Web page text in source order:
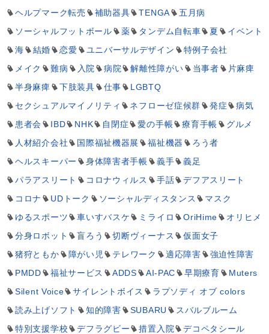
ヘルプマーク転売
補助器具 TENGA
五月病
ソーシャルフットボール
薬 タンデム自転車 夏
イベント
海
結婚 恋愛 ユニバーサルデザイン
特例子会社
メイク
難病 入院 病院 解離性障がい 当事者
片麻痺
半身麻痺
下肢装具 仕事
LGBTQ
セクシュアルマイノリティ
ネフローゼ症候群 発症
病気
患者会
IBD NHK 自閉症 愛の手帳 療育手帳
グルメ
人材紹介会社
国際福祉機器展 福祉機器
ろう者
ヘルスキーパー
身体障害者手帳 義手
義足
パラアスリート
コロナウィルス 手話
デフアスリート
コロナ
UDトーク ソーシャルディスタンス
マスク
ゆるスポーツ
車いすバスケ ミライロ OriHime
オリヒメ
分身ロボット
盲ろう 切断ヴィーナス
仮面女子
猪狩ともか
障がい児 テレワーク 適応障害
強迫性障害
PMDD
福祉サービス ADDS AI-PAC 早期療育
Muters
Silent Voice
サイレントボイス
ラプソディ オブ colors
読み上げソフト
知的障害 SUBARU
スバルブルーム
特別支援学校
デフラグビー 措置入院
デコペタシール